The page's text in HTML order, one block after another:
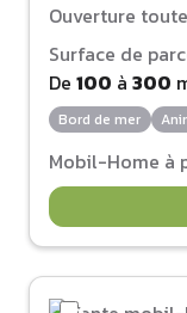
Ouverture
Surface de
De 100 à 300
Bord de mer
Mobil-Home à